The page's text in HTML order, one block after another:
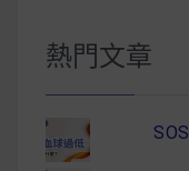
熱門文章